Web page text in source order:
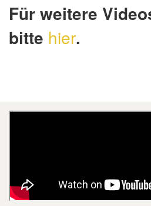
Für weitere
bitte hier.